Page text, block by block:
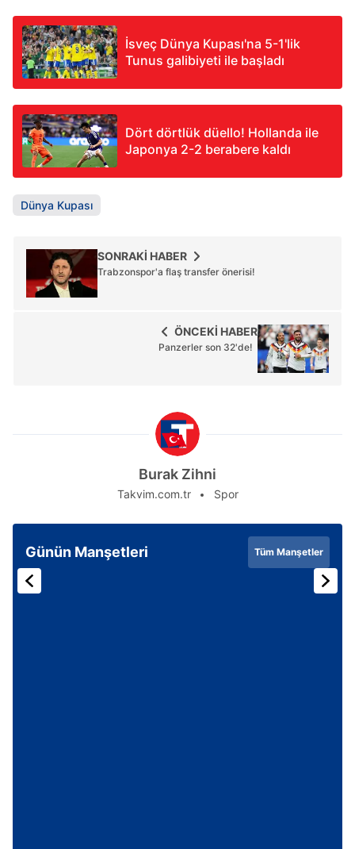
İsveç Dünya Kupası'na 5-1'lik
Tunus galibiyeti ile başladı
Dört dörtlük düello! Hollanda ile
Japonya 2-2 berabere kaldı
Dünya Kupası
SONRAKİ HABER
Trabzonspor'a flaş transfer önerisi!
ÖNCEKİ HABER
Panzerler son 32'de!
Burak Zihni
Takvim.com.tr Spor
Günün Manşetleri Tüm Manşetler